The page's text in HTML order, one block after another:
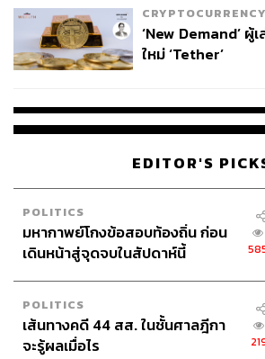
ดังนั้นทางออกด้วยการช่วยเหลือจากแบร
เป็นสิ่งที่ดูสวยงามกว่า เหมือนเพื่อนกำลั
เข้าพยุงไว้ก่อน มิใช่ยืนดูเพื่อนร่วมชาติ
ช่วย แต่ดันกลายเป็นว่าโดนแร้งลงมาทึ้ง
ประเด็นการพยายามเข้ามาซื้อหุ้น
จะมีความพยายามในการยืนยันข้อเท็จจริ
แถลงการณ์จากผู้เกี่ยวข้องรายใดยืนยัน
‘จริงหรือเท็จ’ ประการใด
แน่นอนด้วยเหตุผลทางด้านกฎหมายที่ทุ
อยู่ในดีลนี้ล้วนเป็นบริษัทฯ ที่จดทะเบียนใ
ฉะนั้นการออกมาประกาศใดๆ ล้วนต้องก
ระมัดระวังอย่างยิ่ง
CRYPTOCURRENCY
‘New Demand’ ผู้
ใหม่ ‘Tether’
EDITOR'S
POLITICS
มหากาพย์โกงข้อสอบท้องถิ่น ก่อน
เดินหน้าสู่จุดจบในสัปดาห์นี้
POLITICS
เส้นทางคดี 44 สส. ในชั้นศาลฎีกา
จะรู้ผลเมื่อไร